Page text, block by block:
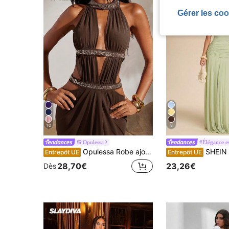
10
Opulessa
Entrepôt UE Opulessa Robe ajourée en maille tricotée de couleur unie sans dos, convenant pour les vacances de printemps/été
Dès28,70€
8
#Élégance
Entrepôt UE SHEIN BAE Robe longue
23,26€
Gérer les